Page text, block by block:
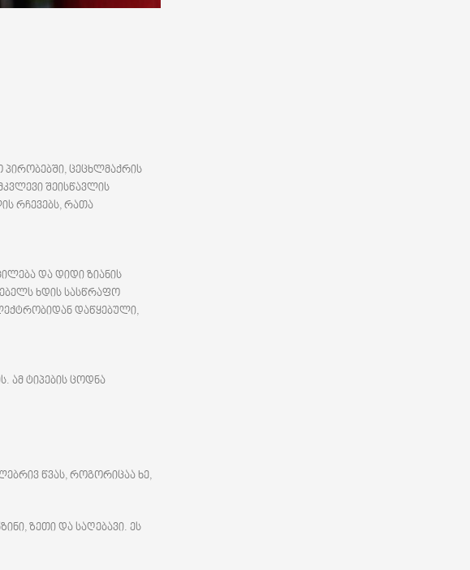
ცეცხლმაქრის
შეისწავლის
რჩევებს, რათა
და დიდი ზიანის
ხდის სასწრაფო
დაწყებული,
ამ ტიპების ცოდნა
წვას, როგორიცაა ხე,
ზეთი და საღებავი. ეს